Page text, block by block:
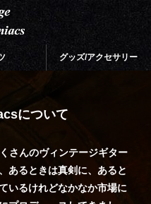
グッズ/アクセサリー
について
さんのヴィンテージギター
あるときは真剣に、あると
いるけれどなかなか市場に